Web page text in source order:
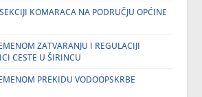
KOMARACA NA PODRUČJU OPĆINE
ZATVARANJU I REGULACIJI
CESTE U ŠIRINCU
PREKIDU VODOOPSKRBE